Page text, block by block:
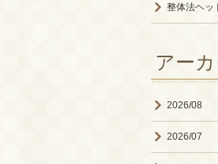
整体法ヘッ
アー
2026/08
2026/07